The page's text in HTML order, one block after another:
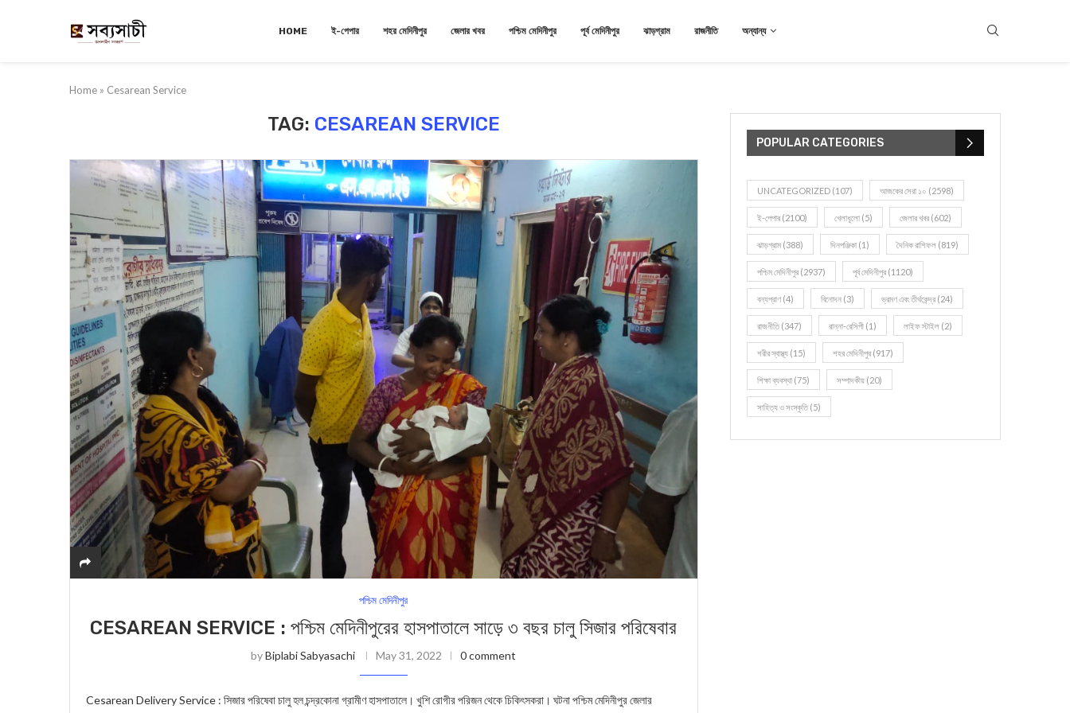
HOME ই-পেপার শহর মেদিনীপুর জেলার খবর পশ্চিম মেদিনীপুর পূর্ব মেদিনীপুর ঝাড়গ্রাম রাজনীতি অন্যান্য
Home » Cesarean Service
TAG: CESAREAN SERVICE
পশ্চিম মেদিনীপুর
CESAREAN SERVICE : পশ্চিম মেদিনীপুরের হাসপাত‍ালে সাড়ে ৩ বছর চালু সিজার পরিষেবার
byBiplabi Sabyasachi May 31, 2022 0 comment
Cesarean Delivery Service : সিজার পরিষেবা চালু হল চন্দ্রকোনা গ্রামীণ হাসপাতালে। খুশি রোগীর পরিজন থেকে চিকিৎসকরা। ঘটনা পশ্চিম মেদিনীপুর জেলার
POPULAR CATEGORIES
UNCATEGORIZED (107) আজকের সেরা ১০ (2598)
ই-পেপার (2100) খেলাধূলো (5) জেলার খবর (602)
ঝাড়গ্রাম (388) দিনপঞ্জিকা (1) দৈনিক রাশিফল (819)
পশ্চিম মেদিনীপুর (2937) পূর্ব মেদিনীপুর (1120)
বন্যপ্রাণ (4) বিনোদন (3) ভ্রমণ এবং তীর্থকেন্দ্র (24)
রাজনীতি(347) রান্না-রেসিপী (1) লাইফ স্টাইল (2)
শরীর স্বাস্থ্য (15) শহর মেদিনীপুর (917)
শিক্ষা ব্যবস্থা (75) সম্পাদকীয় (20)
সাহিত্য ও সংস্কৃতি(5)